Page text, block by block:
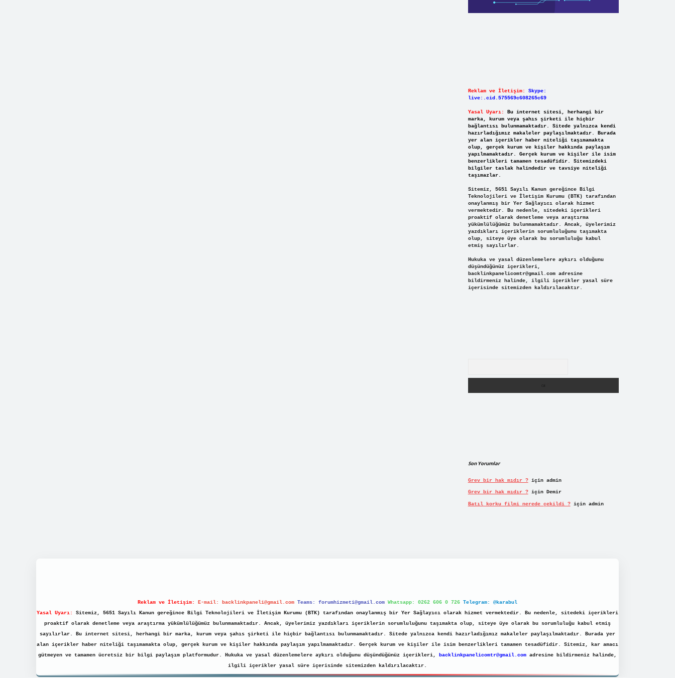
Reklam ve İletişim:
Skype:
live:.cid.575569c608265c69
Yasal Uyarı:
Bu internet sitesi, herhangi bir
marka, kurum veya şahıs şirketi ile hiçbir
bağlantısı bulunmamaktadır. Sitede yalnızca kendi
hazırladığımız makaleler paylaşılmaktadır. Burada
yer alan içerikler haber niteliği taşımamakta
olup, gerçek kurum ve kişiler hakkında paylaşım
yapılmamaktadır. Gerçek kurum ve kişiler ile isim
benzerlikleri tamamen tesadüfidir. Sitemizdeki
bilgiler taslak halindedir ve tavsiye niteliği
taşımazlar.
Sitemiz, 5651 Sayılı Kanun gereğince Bilgi
Teknolojileri ve İletişim Kurumu (BTK) tarafından
onaylanmış bir Yer Sağlayıcı olarak hizmet
vermektedir. Bu nedenle, sitedeki içerikleri
proaktif olarak denetleme veya araştırma
yükümlülüğümüz bulunmamaktadır. Ancak, üyelerimiz
yazdıkları içeriklerin sorumluluğunu taşımakta
olup, siteye üye olarak bu sorumluluğu kabul
etmiş sayılırlar.
Hukuka ve yasal düzenlemelere aykırı olduğunu
düşündüğünüz içerikleri,
backlinkpanelicomtr@gmail.comadresine
bildirmeniz halinde, ilgili içerikler yasal süre
içerisinde sitemizden kaldırılacaktır.
Son Yorumlar
Grev bir hak mıdır ?için admin
Grev bir hak mıdır ?için Demir
Batıl korku filmi nerede çekildi ?için admin
Reklam ve İletişim: E-mail: backlinkpaneli@gmail.com Teams: forumhizmeti@gmail.com Whatsapp: 0262 606 0 726
Telegram: @karabul
Yasal Uyarı:
Sitemiz, 5651 Sayılı Kanun gereğince Bilgi Teknolojileri ve İletişim Kurumu (BTK) tarafından onaylanmış bir Yer Sağlayıcı olarak hizmet vermektedir. Bu nedenle, sitedeki içerikleri
proaktif olarak denetleme veya araştırma yükümlülüğümüz bulunmamaktadır. Ancak, üyelerimiz yazdıkları içeriklerin sorumluluğunu taşımakta olup, siteye üye olarak bu sorumluluğu kabul etmiş
sayılırlar. Bu internet sitesi, herhangi bir marka, kurum veya şahıs şirketi ile hiçbir bağlantısı bulunmamaktadır. Sitede yalnızca kendi hazırladığımız makaleler paylaşılmaktadır. Burada yer
alan içerikler haber niteliği taşımamakta olup, gerçek kurum ve kişiler hakkında paylaşım yapılmamaktadır. Gerçek kurum ve kişiler ile isim benzerlikleri tamamen tesadüfidir. Sitemiz, kar amacı
gütmeyen ve tamamen ücretsiz bir bilgi paylaşım platformudur. Hukuka ve yasal düzenlemelere aykırı olduğunu düşündüğünüz içerikleri, backlinkpanelicomtr@gmail.com adresine bildirmeniz halinde,
ilgili içerikler yasal süre içerisinde sitemizden kaldırılacaktır.